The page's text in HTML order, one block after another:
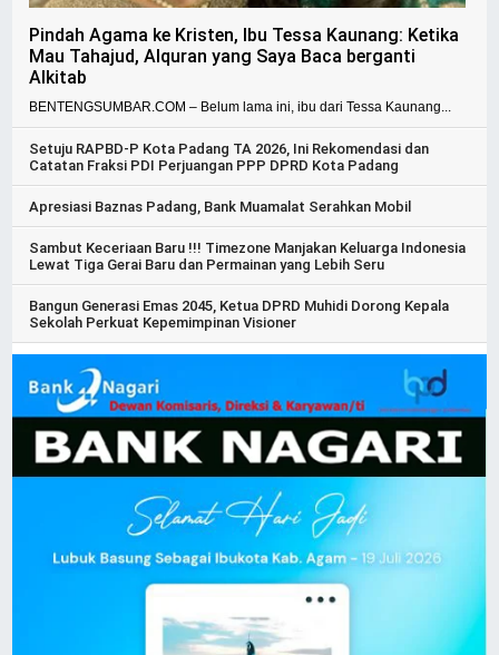
Pindah Agama ke Kristen, Ibu Tessa Kaunang: Ketika
Mau Tahajud, Alquran yang Saya Baca berganti
Alkitab
BENTENGSUMBAR.COM – Belum lama ini, ibu dari Tessa Kaunang...
Setuju RAPBD-P Kota Padang TA 2026, Ini Rekomendasi dan
Catatan Fraksi PDI Perjuangan PPP DPRD Kota Padang
Apresiasi Baznas Padang, Bank Muamalat Serahkan Mobil
Sambut Keceriaan Baru !!! Timezone Manjakan Keluarga Indonesia
Lewat Tiga Gerai Baru dan Permainan yang Lebih Seru
Bangun Generasi Emas 2045, Ketua DPRD Muhidi Dorong Kepala
Sekolah Perkuat Kepemimpinan Visioner